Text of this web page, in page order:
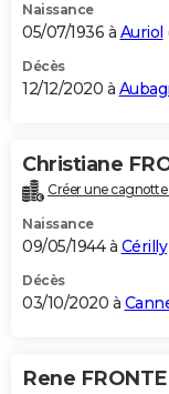
Naissance
05/07/1936 à Auriol
Décès
12/12/2020 à
Christiane
Créer une cagnotte
Naissance
09/05/1944 à Cérilly
Décès
03/10/2020 à
Rene